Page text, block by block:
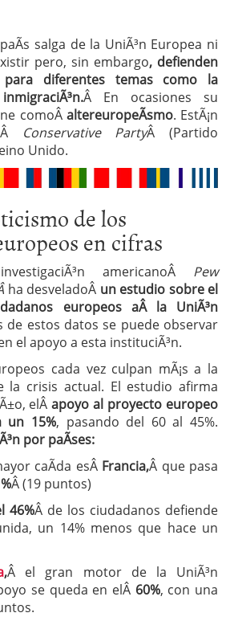
salga de la UniÃ³n Europea ni
pero, sin embargo, defienden
para diferentes temas como la
Â En ocasiones su
comoÂ altereuropeÃ­smo. EstÃ¡n
Conservative PartyÂ (Partido
Unido.
de los
en cifras
americanoÂ Pew
ha desveladoÂ un estudio sobre el
europeos aÂ la UniÃ³n
de estos datos se puede observar
el apoyo a esta instituciÃ³n.
cada vez culpan mÃ¡s a la
la crisis actual. El estudio afirma
elÂapoyo al proyecto europeo
un 15%, pasando del 60 al 45%.
por paÃ­ses:
caÃ­da esÂ Francia,Â que pasa
Â (19 puntos)
46%Â de los ciudadanos defiende
un 14% menos que hace un
,Â el gran motor de la UniÃ³n
se queda en elÂ 60%, con una